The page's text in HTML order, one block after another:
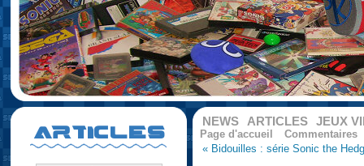
NEWS ARTICLES JEUX
Page d'accueil
Commentaires
« Bidouilles : série Sonic the
ARTICLES